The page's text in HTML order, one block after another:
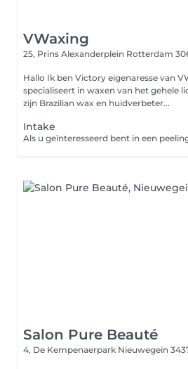
VWaxing
25, Prins Alexanderplein Rotterdam
Hallo Ik ben Victory eigenaresse van
specialiseert in waxen van het gehele
zijn Brazilian wax en huidverbeter...
Intake
Salon Pure Beauté
4, De Kempenaerpark Nieuwegein